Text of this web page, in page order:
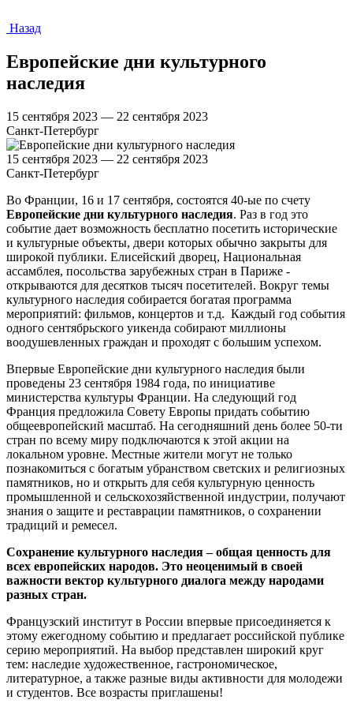
Назад
Европейские дни культурного
наследия
15 сентября 2023 — 22 сентября 2023
Санкт-Петербург
15 сентября 2023 — 22 сентября 2023
Санкт-Петербург
Во Франции, 16 и 17 сентября, состоятся 40-ые по счету
Европейские дни культурного наследия. Раз в год это
событие дает возможность бесплатно посетить исторические
и культурные объекты, двери которых обычно закрыты для
широкой публики. Елисейский дворец, Национальная
ассамблея, посольства зарубежных стран в Париже -
открываются для десятков тысяч посетителей. Вокруг темы
культурного наследия собирается богатая программа
мероприятий: фильмов, концертов и т.д. Каждый год события
одного сентябрьского уикенда собирают миллионы
воодушевленных граждан и проходят с большим успехом.
Впервые Европейские дни культурного наследия были
проведены 23 сентября 1984 года, по инициативе
министерства культуры Франции. На следующий год
Франция предложила Совету Европы придать событию
общеевропейский масштаб. На сегодняшний день более 50-ти
стран по всему миру подключаются к этой акции на
локальном уровне. Местные жители могут не только
познакомиться с богатым убранством светских и религиозных
памятников, но и открыть для себя культурную ценность
промышленной и сельскохозяйственной индустрии, получают
знания о защите и реставрации памятников, о сохранении
традиций и ремесел.
Сохранение культурного наследия – общая ценность для
всех европейских народов. Это неоценимый в своей
важности вектор культурного диалога между народами
разных стран.
Французский институт в России впервые присоединяется к
этому ежегодному событию и предлагает российской публике
серию мероприятий. На выбор представлен широкий круг
тем: наследие художественное, гастрономическое,
литературное, а также разные виды активности для молодежи
и студентов. Все возрасты приглашены!